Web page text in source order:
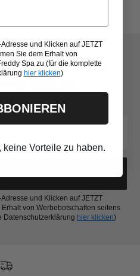
Newsletter
Rabatt
und Klicken auf JETZT
von Werbebotschaften seitens
Datenschutzerklärung hier klicken)
und Klicken auf JETZT
Sie dem Erhalt von
Spa zu (für die komplette
hier klicken)
keine Vorteile zu haben.